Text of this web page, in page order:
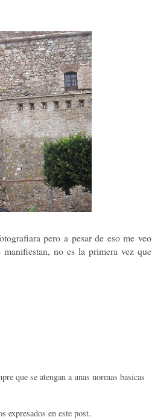
pero a pesar de eso me veo
no es la primera vez que
que se atengan a unas normas basicas
expresados en este post.